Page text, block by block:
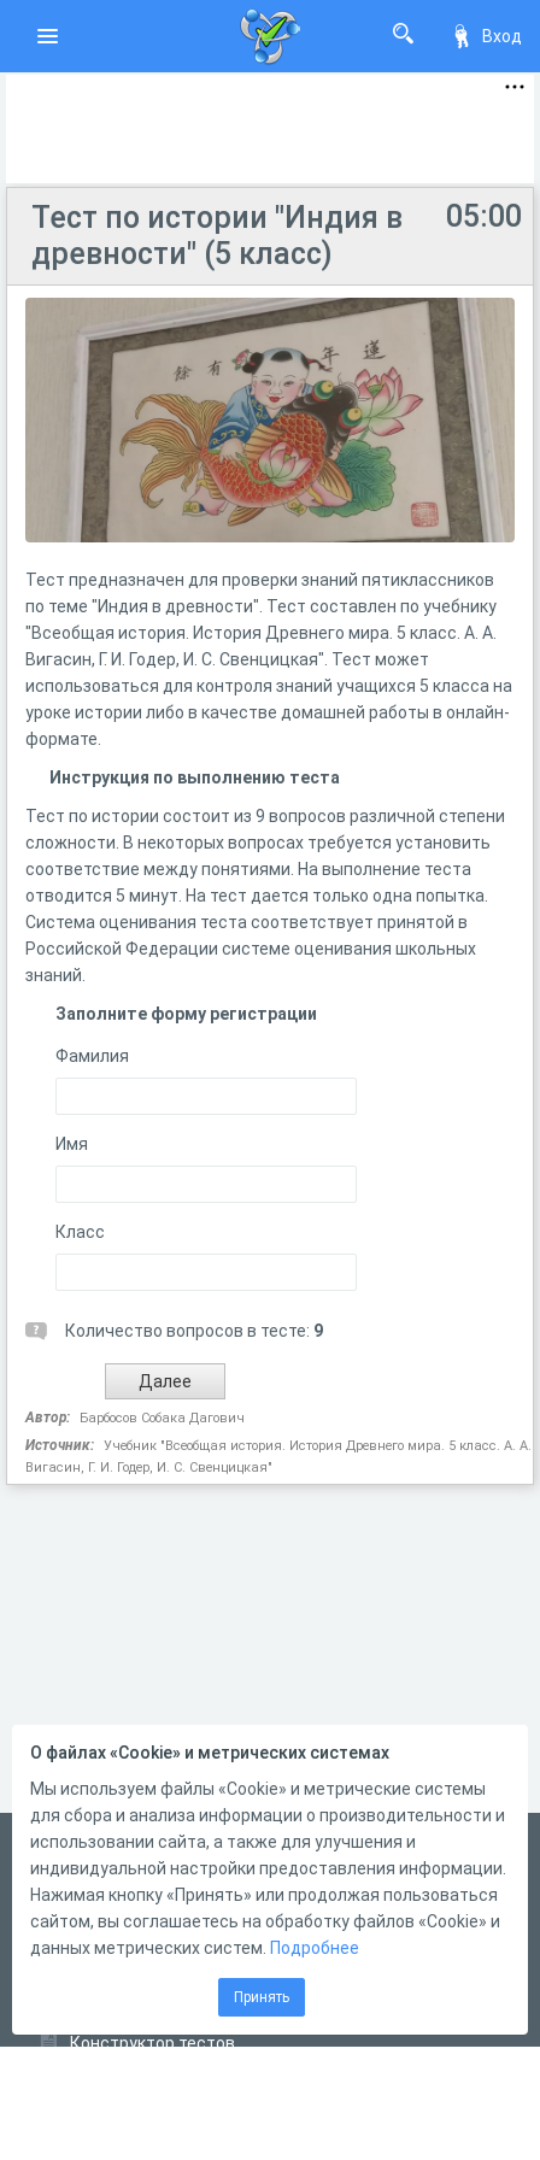
Вход
05:00
Тест по истории "Индия в
древности" (5 класс)
Тест предназначен для проверки знаний пятиклассников
по теме "Индия в древности". Тест составлен по учебнику
"Всеобщая история. История Древнего мира. 5 класс. А. А.
Вигасин, Г. И. Годер, И. С. Свенцицкая". Тест может
использоваться для контроля знаний учащихся 5 класса на
уроке истории либо в качестве домашней работы в онлайн-
формате.
Инструкция по выполнению теста
Тест по истории состоит из 9 вопросов различной степени
сложности. В некоторых вопросах требуется установить
соответствие между понятиями. На выполнение теста
отводится 5 минут. На тест дается только одна попытка.
Система оценивания теста соответствует принятой в
Российской Федерации системе оценивания школьных
знаний.
Заполните форму регистрации
Фамилия
Имя
Класс
Количество вопросов в тесте: 9
Автор: Барбосов Собака Дагович
Источник:
Учебник "Всеобщая история. История Древнего мира. 5 класс. А. А.
Вигасин, Г. И. Годер, И. С. Свенцицкая"
Русский
Справка
Форма обратной связи
Конструктор тестов
О файлах «Cookie» и метрических системах
Мы используем файлы «Cookie» и метрические системы
для сбора и анализа информации о производительности и
использовании сайта, а также для улучшения и
индивидуальной настройки предоставления информации.
Нажимая кнопку «Принять» или продолжая пользоваться
сайтом, вы соглашаетесь на обработку файлов «Cookie» и
данных метрических систем. Подробнее
Принять